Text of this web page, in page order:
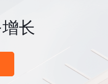
长